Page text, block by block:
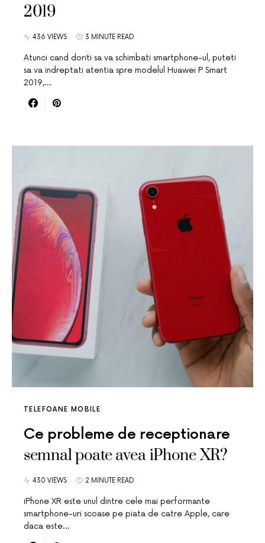
2019
436 VIEWS 3 MINUTE READ
Atunci cand doriti sa va schimbati smartphone-ul, puteti
sa va indreptati atentia spre modelul Huawei P Smart
2019,…
TELEFOANE MOBILE
Ce probleme de receptionare
semnal poate avea iPhone XR?
430 VIEWS 2 MINUTE READ
iPhone XR este unul dintre cele mai performante
smartphone-uri scoase pe piata de catre Apple, care
daca este…